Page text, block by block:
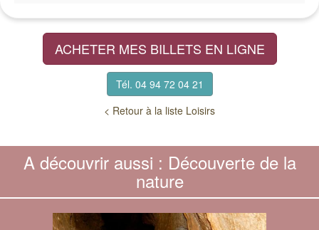
ACHETER MES BILLETS EN LIGNE
Tél. 04 94 72 04 21
< Retour à la liste Loisirs
A découvrir aussi : Découverte de la
nature